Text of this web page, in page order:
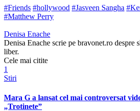
#Friends #hollywood #Jasveen Sangha
#Matthew Perry
Denisa Enache
Denisa Enache scrie pe bravonet.ro despre
liber.
Cele mai citite
1
Stiri
Mara G a lansat cel mai controversat
„Trotinete”